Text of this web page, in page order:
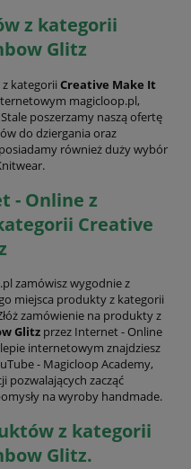
z kategorii
Glitz
kategorii Creative Make It
magicloop.pl,
poszerzamy naszą ofertę
do dziergania oraz
również duży wybór
- Online z
Creative
zamówisz wygodnie z
miejsca produkty z kategorii
zamówienie na produkty z
Glitz przez Internet - Online
internetowym znajdziesz
- Magicloop Academy,
pozwalających zacząć
na wyroby handmade.
z kategorii
Glitz.